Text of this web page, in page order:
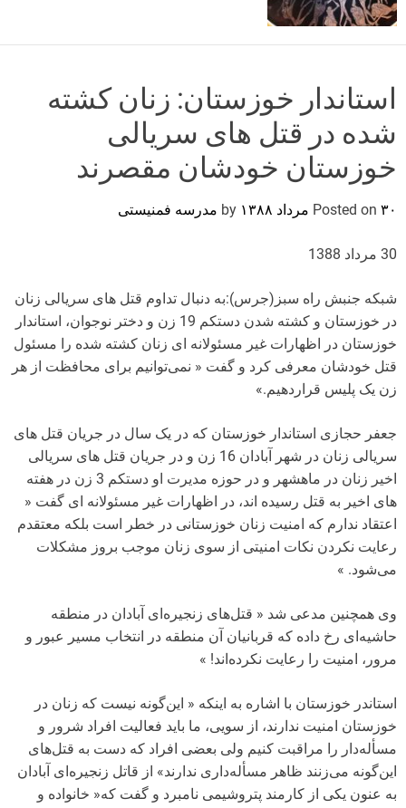
e
استاندار خوزستان: زنان کشته
شده در قتل های سریالی
خوزستان خودشان مقصرند
Posted on ۳۰ مرداد ۱۳۸۸ مدرسه فمنیستی
30 مرداد 1388
شبکه جنبش راه سبز(جرس):به دنبال تداوم قتل های سریالی زنان
در خوزستان و کشته شدن دستکم 19 زن و دختر نوجوان، استاندار
خوزستان در اظهارات غیر مسئولانه ای زنان کشته شده را مسئول
قتل خودشان معرفی کرد و گفت « نمی‌توانیم برای محافظت از هر
زن یک پلیس قراردهیم.»
جعفر حجازی استاندار خوزستان که در یک سال در جریان قتل های
سریالی زنان در شهر آبادان 16 زن و در جریان قتل های سریالی
اخیر زنان در ماهشهر و در حوزه مدیرت او دستکم 3 زن در هفته
های اخیر به قتل رسیده اند، در اظهارات غیر مسئولانه ای گفت «
اعتقاد ندارم که امنیت زنان خوزستانی در خطر است بلکه معتقدم
رعایت نکردن نکات امنیتی از سوی زنان موجب بروز مشکلات
می‌شود. »
وی همچنین مدعی شد « قتل‌های زنجیره‌ای آبادان در منطقه
حاشیه‌ای رخ داده که قربانیان آن منطقه در انتخاب مسیر عبور و
مرور، امنیت را رعایت نکرده‌اند! »
استاندر خوزستان با اشاره به اینکه « این‌گونه نیست که زنان در
خوزستان امنیت ندارند، از سویی، ما باید فعالیت افراد شرور و
مسأله‌دار را مراقبت کنیم ولی بعضی افراد که دست به قتل‌های
این‌گونه می‌زنند ظاهر مسأله‌داری ندارند» از قاتل‌ زنجیره‌ای آبادان
به عنون یکی از کارمند پتروشیمی نامبرد و گفت که« خانواده و